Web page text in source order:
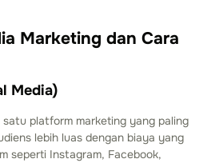
Marketing dan Cara
Media)
satu platform marketing yang paling
lebih luas dengan biaya yang
seperti Instagram, Facebook,